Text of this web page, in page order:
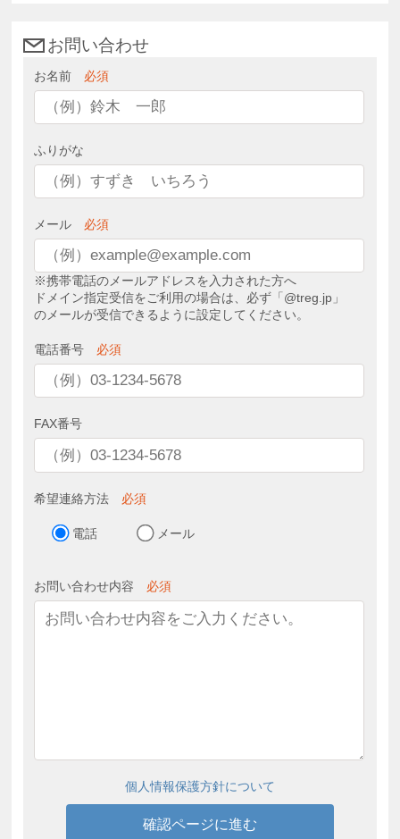
お問い合わせ
お名前 必須
ふりがな
メール 必須
※携帯電話のメールアドレスを入力された方へ
ドメイン指定受信をご利用の場合は、必ず「@treg.jp」
のメールが受信できるように設定してください。
電話番号 必須
FAX番号
希望連絡方法 必須
電話 メール
お問い合わせ内容 必須
個人情報保護方針について